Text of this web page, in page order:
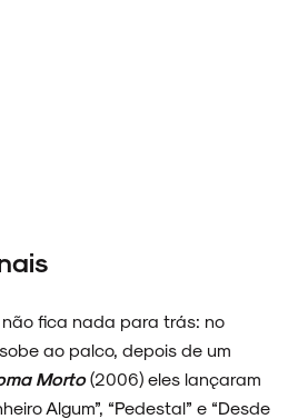
fica nada para trás: no
sobe ao palco, depois de um
Morto(2006) eles lançaram
Algum”, “Pedestal” e “Desde